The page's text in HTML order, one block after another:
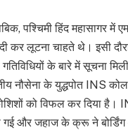
पश्चिमी हिंद महासागर में
कर लूटना चाहते थे। इसी
के बारे में सूचना
नौसेना के युद्धपोत INS
को विफल कर दिया है।
गई और जहाज के क्रू ने